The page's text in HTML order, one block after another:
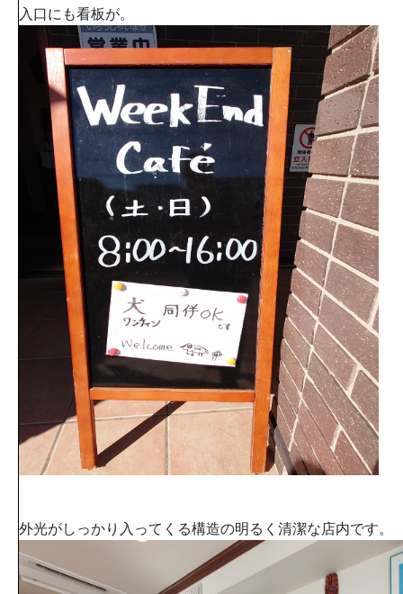
入口にも看板が。
外光がしっかり入ってくる構造の明るく清潔な店内です。